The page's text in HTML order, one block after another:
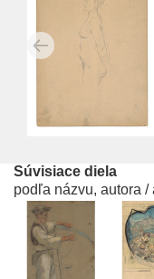
Súvisiace diela
podľa názvu, autora /